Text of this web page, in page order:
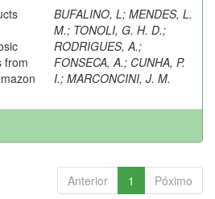
from
BUFALINO, L; MENDES, L.
M.; TONOLI, G. H. D.;
RODRIGUES, A.;
FONSECA, A.; CUNHA, P.
I.; MARCONCINI, J. M.
Anterior 1 Póximo